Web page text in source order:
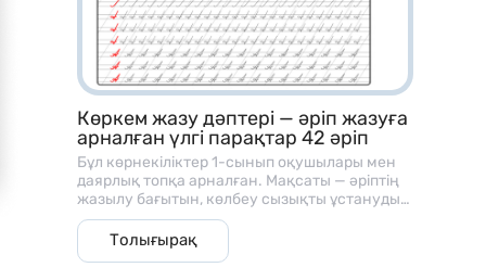
Көркем жазу дәптері — әріп жазуға
арналған үлгі парақтар 42 әріп
Бұл көрнекіліктер 1-сынып оқушылары мен
даярлық топқа арналған. Мақсаты — әріптің
жазылу бағытын, көлбеу сызықты ұстануды
және әріп байланысын үйрету
Толығырақ